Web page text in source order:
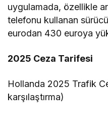
uygulamada, özellikle
telefonu kullanan
eurodan 430 euroya
2025 Ceza Tarifesi
Hollanda 2025 Trafik
karşılaştırma)